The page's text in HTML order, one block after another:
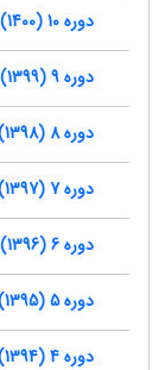
دوره 10 (1400)
دوره 9 (1399)
دوره 8 (1398)
دوره 7 (1397)
دوره 6 (1396)
دوره 5 (1395)
دوره 4 (1394)